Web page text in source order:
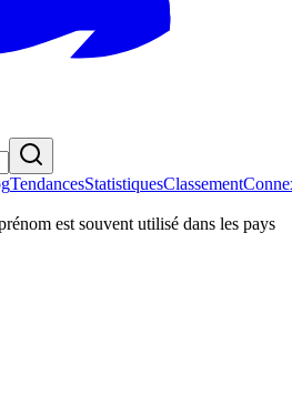
TendancesStatistiquesClassement
est souvent utilisé dans les pays